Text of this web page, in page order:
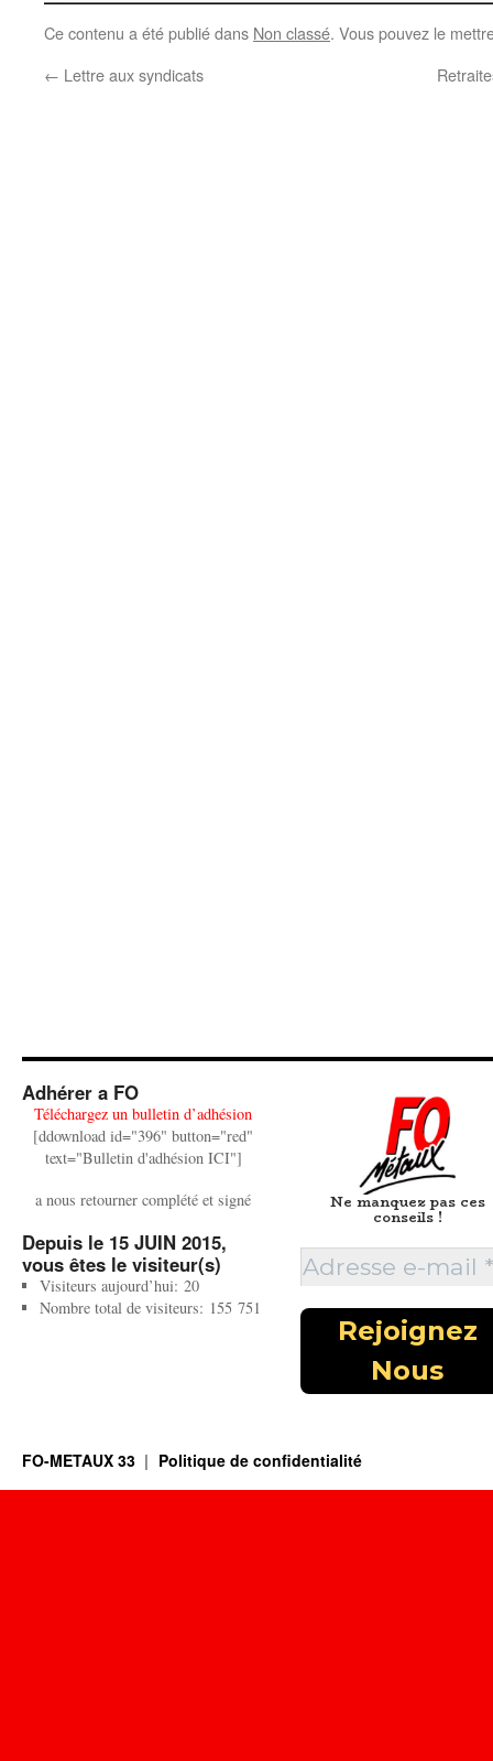
Ce contenu a été publié dans Non classé. Vous pouvez le
← Lettre aux syndicats
Adhérer a FO
Téléchargez un bulletin d’adhésion
[ddownload id="396" button="red"
text="Bulletin d'adhésion ICI"]
a nous retourner complété et signé
Depuis le 15 JUIN 2015,
vous êtes le visiteur(s)
Visiteurs aujourd’hui: 20
Nombre total de visiteurs: 155 751
Ne manquez pas ces
conseils !
FO-METAUX 33 Politique de confidentialité